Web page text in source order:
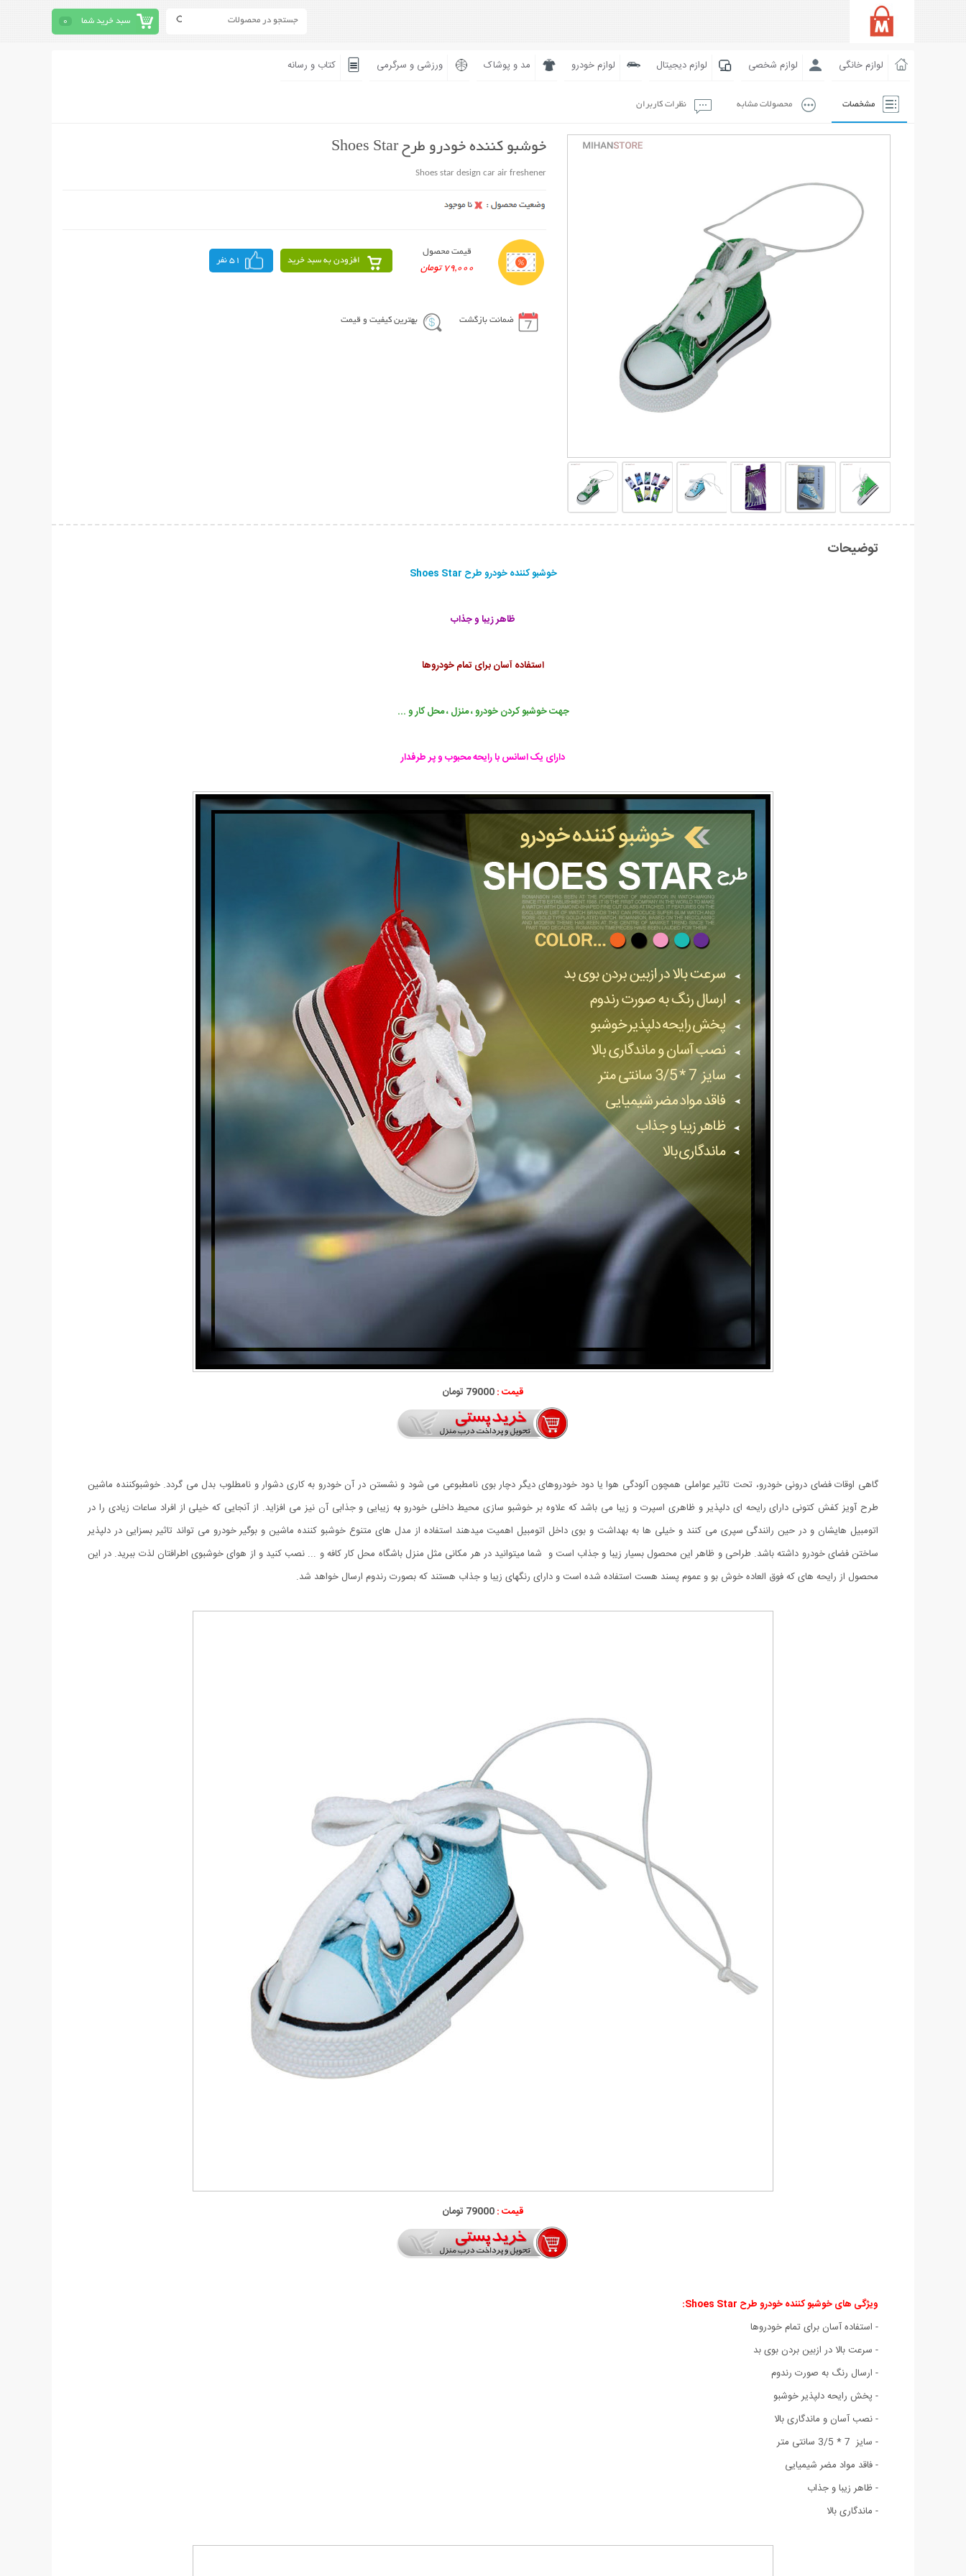
سبد خرید شما 0
لوازم خانگی لوازم شخصی لوازم دیجیتال لوازم خودرو مد و پوشاک ورزشی و سرگرمی کتاب و رسانه
مشخصات محصولات مشابه نظرات کاربران
خوشبو کننده خودرو طرح Shoes Star
Shoes star design car air freshener
قیمت محصول
79,000 تومان
افزودن به سبد خرید 51 نفر
ضمانت بازگشت بهترین کیفیت و قیمت
توضیحات
خوشبو کننده خودرو طرح Shoes Star
ظاهر زیبا و جذاب
استفاده آسان برای تمام خودروها
جهت خوشبو کردن خودرو ،منزل،محل کارو ...
دارای یک اسانس با رایحه محبوب و پر طرفدار
قیمت :79000 تومان
گاهی اوقات فضای درونی خودرو، تحت تاثیر عواملی همچون آلودگی هوا یا دود خودروهای دیگر دچار بوی نامطبوعی می شود و نشستن در آن خودرو به کاری دشوار و نامطلوب بدل می گردد. خوشبوکننده ماشین
طرح آویز کفش کتونی دارای رایحه ای دلپذیر و ظاهری اسپرت و زیبا می باشد که علاوه بر خوشبو سازی محیط داخلی خودرو به زیبایی و جذابی آن نیز می افزاید. از آنجایی که خیلی از افراد ساعات زیادی را در
اتومبیل هایشان و در حین رانندگی سپری می کنند و خیلی ها به بهداشت و بوی داخل اتومبیل اهمیت میدهند استفاده از مدل های متنوع خوشبو کننده ماشین و بوگیر خودرو می تواند تاثیر بسزایی در دلپذیر
ساختن فضای خودرو داشته باشد. طراحی و ظاهر این محصول بسیار زیبا و جذاب است و شما میتوانید در هر مکانی مثل منزل باشگاه محل کار کافه و ... نصب کنید و از هوای خوشبوی اطرافتان لذت ببرید. در این
محصول از رایحه های که فوق العاده خوش بو و عموم پسند هست استفاده شده است و دارای رنگهای زیبا و جذاب هستند که بصورت رندوم ارسال خواهد شد.
قیمت :79000 تومان
ویژگی های خوشبو کننده خودرو طرح Shoes Star
:
- استفاده آسان برای تمام خودروها
- سرعت بالا در ازبین بردن بوی بد
- ارسال رنگ به صورت رندوم
- پخش رایحه دلپذیر خوشبو
- نصب آسان و ماندگاری بالا
- سایز 7 * 3/5 سانتی متر
- فاقد مواد مضر شیمیایی
- ظاهر زیبا و جذاب
- ماندگاری بالا